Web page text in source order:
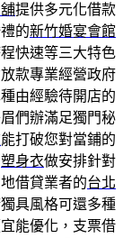
提供多元化借款
的新竹婚宴會館
快速等三大特色
款專業經營政府
由經驗待開店的
們辦滿足獨門秘
能打破您對當鋪的
塑身衣做安排針對
借貸業者的台北
具風格可還多種
能優化，支票借